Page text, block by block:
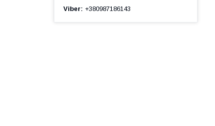
Viber +380987186143